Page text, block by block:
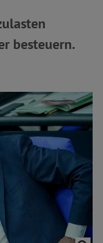
besteuern.